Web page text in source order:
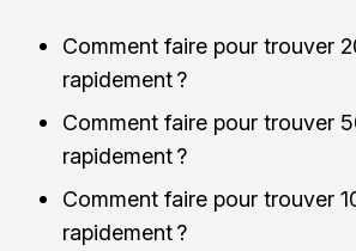
Comment faire pour trouver
rapidement ?
Comment faire pour trouver
rapidement ?
Comment faire pour trouver
rapidement ?